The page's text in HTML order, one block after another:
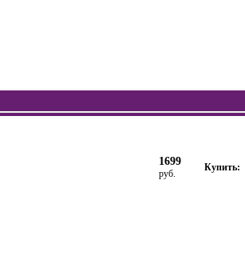
1699
руб.
Купить: